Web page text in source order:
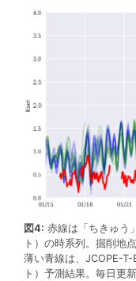
図4: 赤線は「ちきゅう
ト）の時系列。掘削地
薄い青線は、JCOPE-
ト）予測結果。毎日更